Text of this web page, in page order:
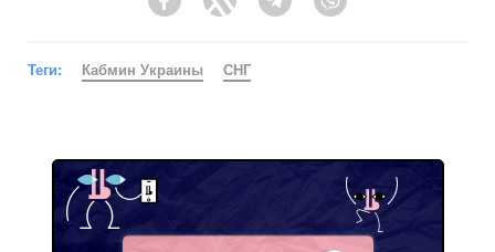
FacebookTwitter Telegram
Теги: Кабмин Украины СНГ